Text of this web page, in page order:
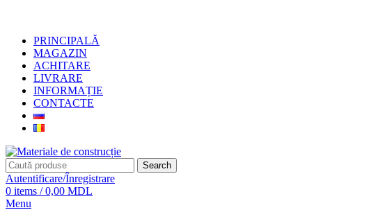
PRINCIPALĂ
MAGAZIN
ACHITARE
LIVRARE
INFORMAȚIE
CONTACTE
Search
Autentificare/Înregistrare
0 items / 0,00 MDL
Menu